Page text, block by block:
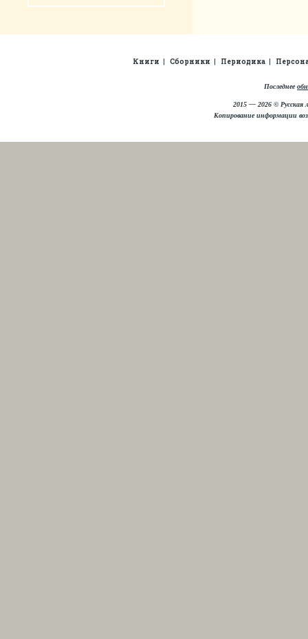
Книги Сборники Периодика
Последнее
2015 — 2026 © Русская
Копирование информации